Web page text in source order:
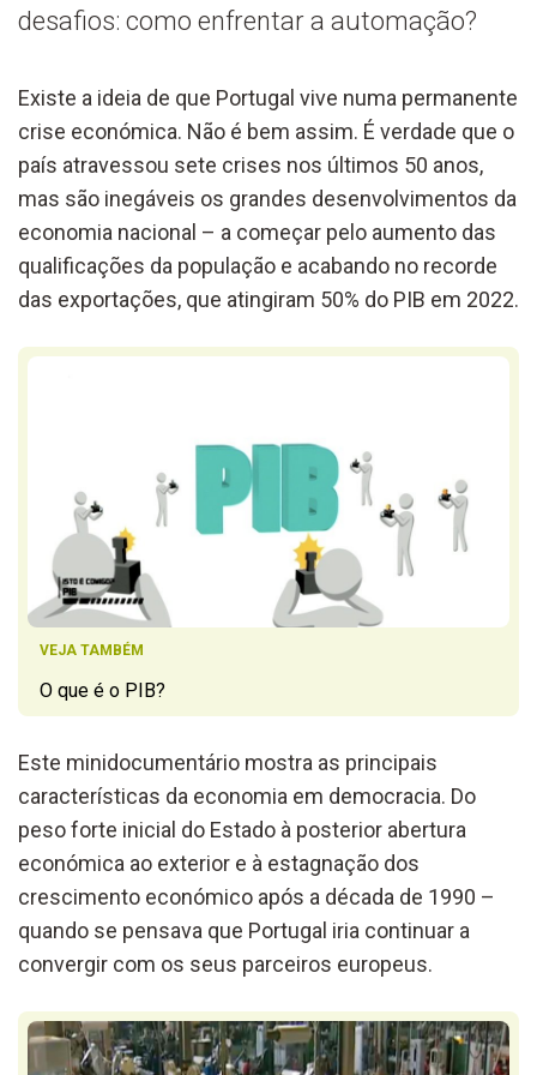
desafios: como enfrentar a automação?
Existe a ideia de que Portugal vive numa permanente
crise económica. Não é bem assim. É verdade que o
país atravessou sete crises nos últimos 50 anos,
mas são inegáveis os grandes desenvolvimentos da
economia nacional – a começar pelo aumento das
qualificações da população e acabando no recorde
das exportações, que atingiram 50% do PIB em 2022.
VEJA TAMBÉM
O que é o PIB?
Este minidocumentário mostra as principais
características da economia em democracia. Do
peso forte inicial do Estado à posterior abertura
económica ao exterior e à estagnação dos
crescimento económico após a década de 1990 –
quando se pensava que Portugal iria continuar a
convergir com os seus parceiros europeus.